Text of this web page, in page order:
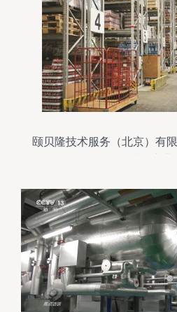
颐贝隆技术服务（北京）有